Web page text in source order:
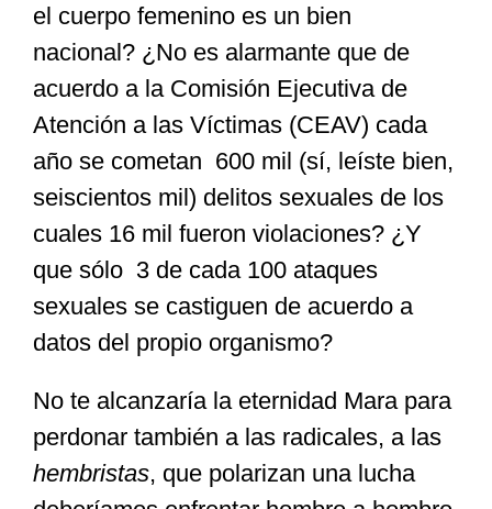
el cuerpo femenino es un bien
nacional? ¿No es alarmante que de
acuerdo a la Comisión Ejecutiva de
Atención a las Víctimas (CEAV) cada
año se cometan 600 mil (sí, leíste bien,
seiscientos mil) delitos sexuales de los
cuales 16 mil fueron violaciones? ¿Y
que sólo 3 de cada 100 ataques
sexuales se castiguen de acuerdo a
datos del propio organismo?
No te alcanzaría la eternidad Mara para
perdonar también a las radicales, a las
hembristas, que polarizan una lucha